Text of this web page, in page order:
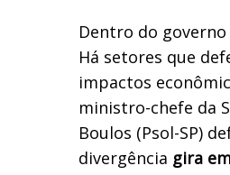
Dentro do
Há setores que
impactos
ministro-chefe da
Boulos (Psol-SP)
divergência gira